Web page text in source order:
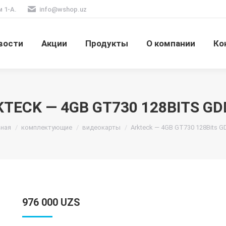
1-А. info@wshop.uz
Акции Продукты О компании
— 4GB GT730 128BITS
комплектующие видеокарты Arkteck — 4GB GT730 128Bits
976 000 UZS